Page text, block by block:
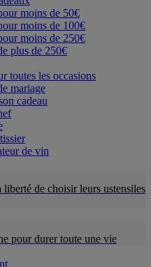
moins de 50€
moins de 100€
moins de 250€
plus de 250€
toutes les occasions
mariage
cadeau
de vin
de choisir leurs ustensiles
pour durer toute une vie